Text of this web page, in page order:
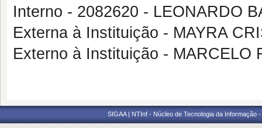
Interno - 2082620 - LEONARDO
Externa à Instituição - MAYRA
Externo à Instituição - MARCELO
SIGAA | NTInf - Núcleo de Tecnologia da